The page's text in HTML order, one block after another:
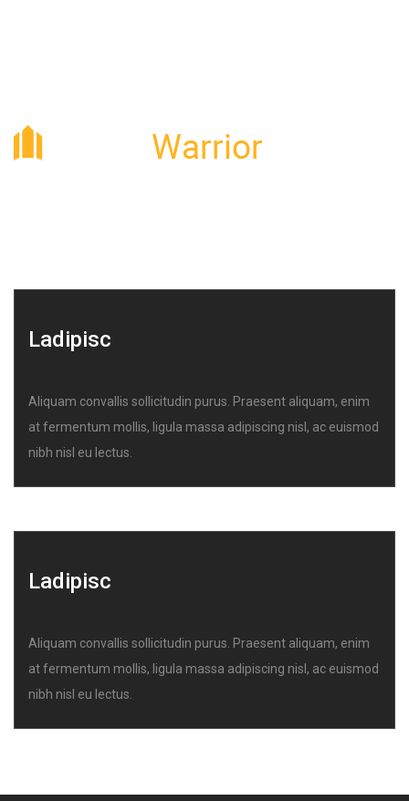
Ladipisc
Aliquam convallis sollicitudin purus. Praesent aliquam, enim
at fermentum mollis, ligula massa adipiscing nisl, ac euismod
nibh nisl eu lectus.
Ladipisc
Aliquam convallis sollicitudin purus. Praesent aliquam, enim
at fermentum mollis, ligula massa adipiscing nisl, ac euismod
nibh nisl eu lectus.